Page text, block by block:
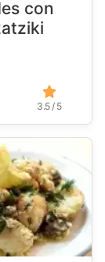
con
3.5 / 5